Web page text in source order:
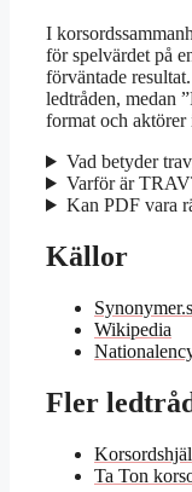
I
för spelvärdet på
förväntade
ledtråden, medan
format och
Vad betyder
Varför är
Kan PDF vara
Källor
Wikipedia
Fler
Ta Ton